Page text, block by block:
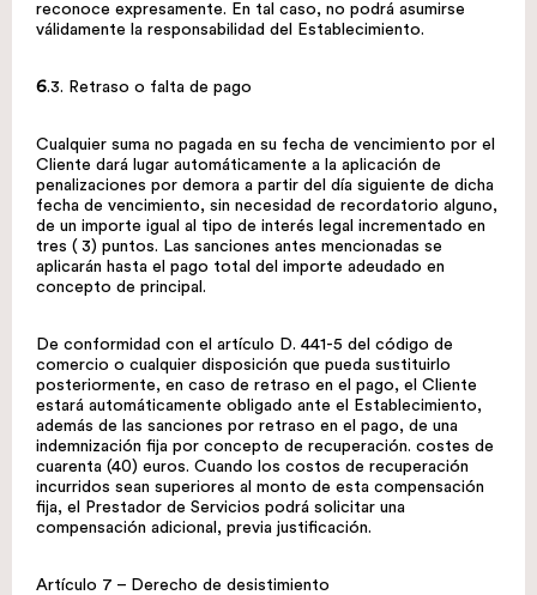
reconoce expresamente. En tal caso, no podrá asumirse
válidamente la responsabilidad del Establecimiento.
6.3. Retraso o falta de pago
Cualquier suma no pagada en su fecha de vencimiento por el
Cliente dará lugar automáticamente a la aplicación de
penalizaciones por demora a partir del día siguiente de dicha
fecha de vencimiento, sin necesidad de recordatorio alguno,
de un importe igual al tipo de interés legal incrementado en
tres ( 3) puntos. Las sanciones antes mencionadas se
aplicarán hasta el pago total del importe adeudado en
concepto de principal.
De conformidad con el artículo D. 441-5 del código de
comercio o cualquier disposición que pueda sustituirlo
posteriormente, en caso de retraso en el pago, el Cliente
estará automáticamente obligado ante el Establecimiento,
además de las sanciones por retraso en el pago, de una
indemnización fija por concepto de recuperación. costes de
cuarenta (40) euros. Cuando los costos de recuperación
incurridos sean superiores al monto de esta compensación
fija, el Prestador de Servicios podrá solicitar una
compensación adicional, previa justificación.
Artículo 7 – Derecho de desistimiento